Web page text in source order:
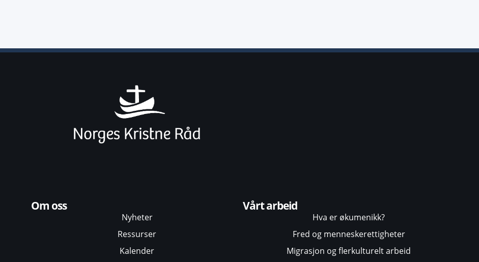
Om oss
Nyheter
Ressurser
Kalender
Vårt arbeid
Hva er økumenikk?
Fred og menneskerettigheter
Migrasjon og flerkulturelt arbeid